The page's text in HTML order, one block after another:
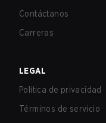
Contáctanos
Carreras
LEGAL
Política de privacidad
Términos de servicio